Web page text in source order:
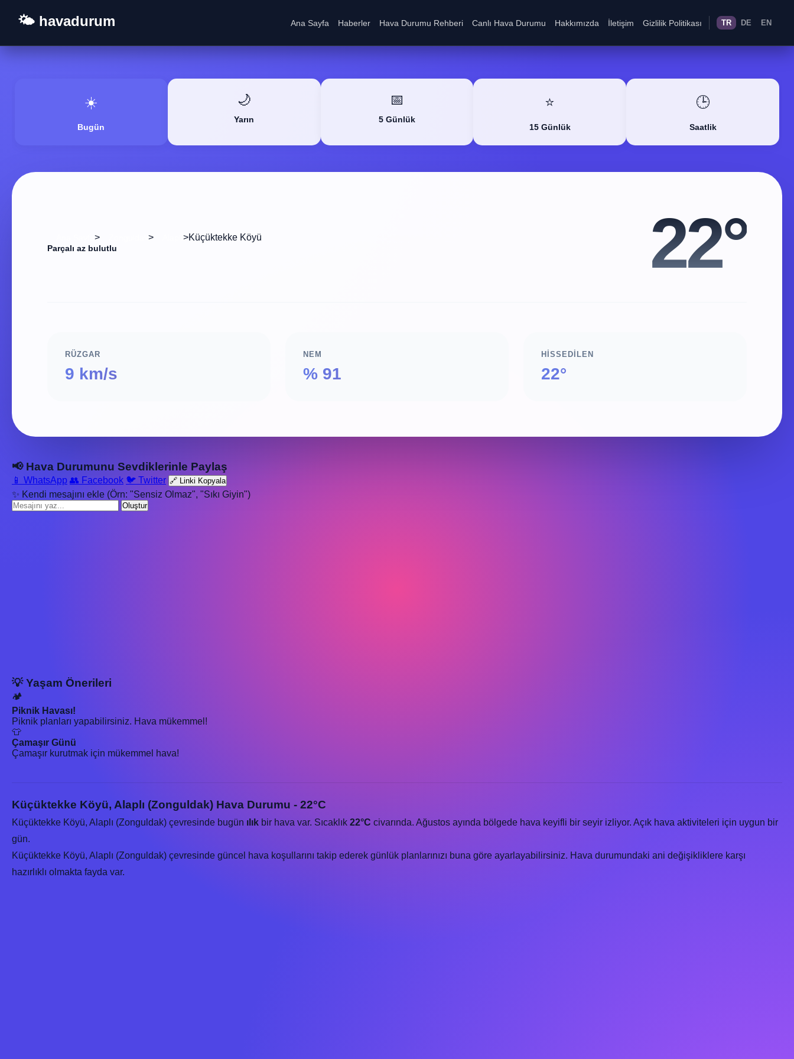
🌤️ havadurum Ana Sayfa Haberler Hava Durumu Rehberi Canlı Hava Durumu Hakkımızda İletişim Gizlilik Politikası TR DE EN
☀️
Bugün
🌙
Yarın
📅
5 Günlük
⭐
15 Günlük
🕒
Saatlik
> > >Küçüktekke Köyü
Parçalı az bulutlu 22°
RÜZGAR
9 km/s
NEM
% 91
HISSEDILEN
22°
📢 Hava Durumunu Sevdiklerinle Paylaş
📱 WhatsApp 👥 Facebook 🐦 Twitter 🔗 Linki Kopyala
✨ Kendi mesajını ekle (Örn: "Sensiz Olmaz", "Sıkı Giyin")
Oluştur
💡 Yaşam Önerileri
🏕️
Piknik Havası!
Piknik planları yapabilirsiniz. Hava mükemmel!
👕
Çamaşır Günü
Çamaşır kurutmak için mükemmel hava!
Küçüktekke Köyü, Alaplı (Zonguldak) Hava Durumu - 22°C
Küçüktekke Köyü, Alaplı (Zonguldak) çevresinde bugün ılık bir hava var. Sıcaklık 22°C civarında. Ağustos ayında bölgede hava keyifli bir seyir izliyor. Açık hava aktiviteleri için uygun bir
gün.
Küçüktekke Köyü, Alaplı (Zonguldak) çevresinde güncel hava koşullarını takip ederek günlük planlarınızı buna göre ayarlayabilirsiniz. Hava durumundaki ani değişikliklere karşı
hazırlıklı olmakta fayda var.